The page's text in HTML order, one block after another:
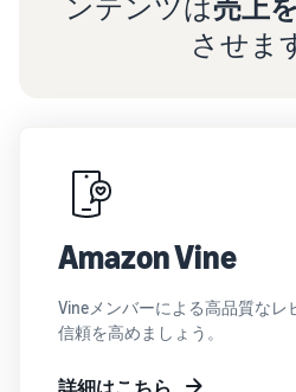
ンテンツは売上
させま
Amazon Vine
Vineメンバーによる高品質な
信頼を高めましょう。